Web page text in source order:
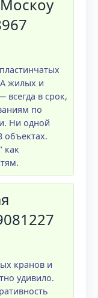
жилых и
всегда в срок,
по
Ни одной
объектах.
как
кранов и
удивило.